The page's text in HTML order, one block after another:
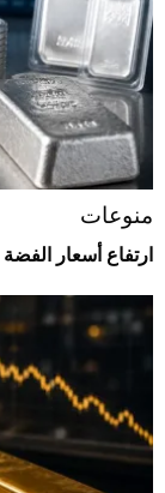
منوعات
ارتفاع أسعار